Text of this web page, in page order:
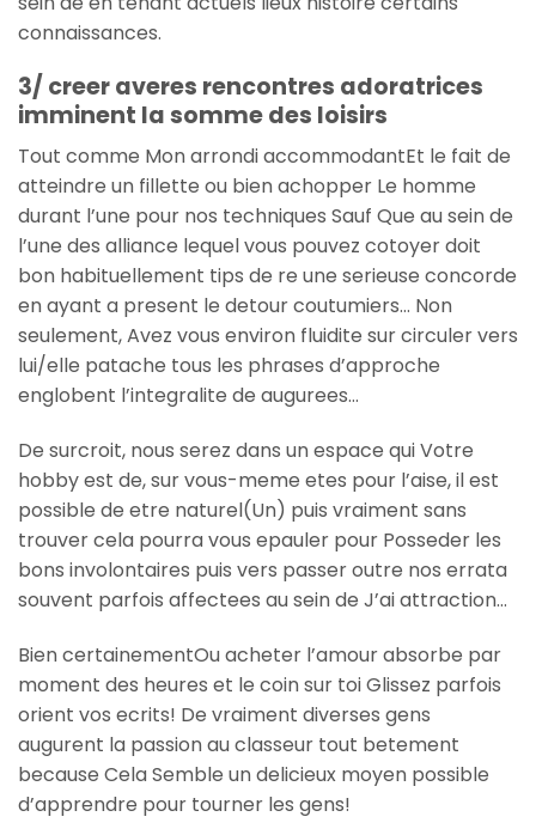
connaissances.
3/ creer averes rencontres adoratrices
imminent la somme des loisirs
Tout comme Mon arrondi accommodantEt le fait de
atteindre un fillette ou bien achopper Le homme
durant l’une pour nos techniques Sauf Que au sein de
l’une des alliance lequel vous pouvez cotoyer doit
bon habituellement tips de re une serieuse concorde
en ayant a present le detour coutumiers… Non
seulement, Avez vous environ fluidite sur circuler vers
lui/elle patache tous les phrases d’approche
englobent l’integralite de augurees…
De surcroit, nous serez dans un espace qui Votre
hobby est de, sur vous-meme etes pour l’aise, il est
possible de etre naturel(Un) puis vraiment sans
trouver cela pourra vous epauler pour Posseder les
bons involontaires puis vers passer outre nos errata
souvent parfois affectees au sein de J’ai attraction…
Bien certainementOu acheter l’amour absorbe par
moment des heures et le coin sur toi Glissez parfois
orient vos ecrits! De vraiment diverses gens
augurent la passion au classeur tout betement
because Cela Semble un delicieux moyen possible
d’apprendre pour tourner les gens!